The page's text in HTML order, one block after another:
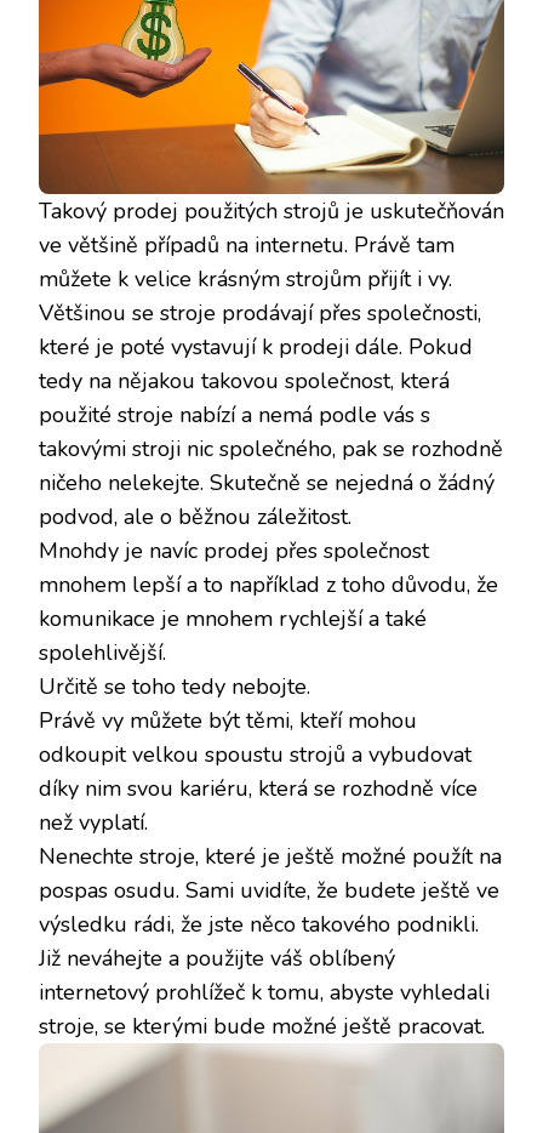
Takový prodej použitých strojů je uskutečňován
ve většině případů na internetu. Právě tam
můžete k velice krásným strojům přijít i vy.
Většinou se stroje prodávají přes společnosti,
které je poté vystavují k prodeji dále. Pokud
tedy na nějakou takovou společnost, která
použité stroje nabízí a nemá podle vás s
takovými stroji nic společného, pak se rozhodně
ničeho nelekejte. Skutečně se nejedná o žádný
podvod, ale o běžnou záležitost.
Mnohdy je navíc prodej přes společnost
mnohem lepší a to například z toho důvodu, že
komunikace je mnohem rychlejší a také
spolehlivější.
Určitě se toho tedy nebojte.
Právě vy můžete být těmi, kteří mohou
odkoupit velkou spoustu strojů a vybudovat
díky nim svou kariéru, která se rozhodně více
než vyplatí.
Nenechte stroje, které je ještě možné použít na
pospas osudu. Sami uvidíte, že budete ještě ve
výsledku rádi, že jste něco takového podnikli.
Již neváhejte a použijte váš oblíbený
internetový prohlížeč k tomu, abyste vyhledali
stroje, se kterými bude možné ještě pracovat.